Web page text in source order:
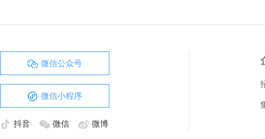
微信公众号
微信小程序
抖音 微信 微博